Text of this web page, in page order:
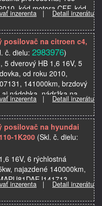
kód motora CFF, kód
, brzdový posilovač,
inzerenta | Detail inzerátu
posilovač na citroen c4,
č. dielu: 2983976)
5 dverový HB 1,6 16V, 5
od roku 2010,
141000km, brzdový
nádobka, nádržka na
br…
inzerenta | Detail inzerátu
posilovač na hyundai
1K200 (Skl. č. dielu:
16V, 6 rýchlostná
najazdené 140000km,
je tam aj nádobka,
kvapalinu, …
inzerenta | Detail inzerátu